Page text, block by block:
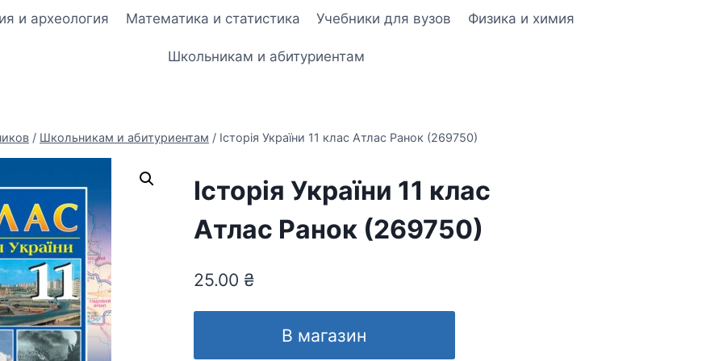
и археология Математика и статистика Учебники для вузов Физика и химия
Школьникам и абитуриентам
/ Школьникам и абитуриентам / Історія України 11 клас Атлас Ранок (269750)
Історія України 11 клас
Атлас Ранок (269750)
25.00 ₴
В магазин